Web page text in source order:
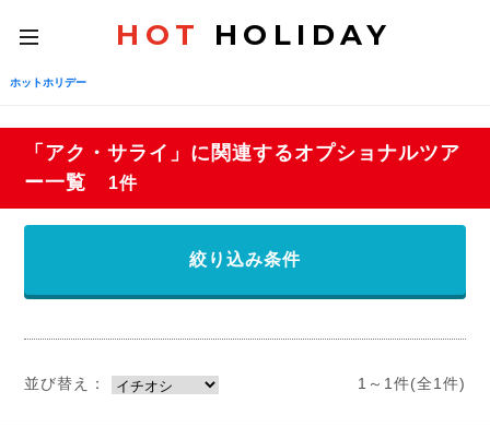
toggle
navigation
HOT HOLIDAY
ホットホリデー
「アク・サライ」に関連するオプショナルツア
ー一覧
1件
絞り込み条件
並び替え： 1～1件(全1件)